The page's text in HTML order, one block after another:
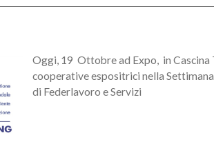
Oggi, 19 Ottobre ad Expo, in Cascina
cooperative espositrici nella
di Federlavoro e Servizi